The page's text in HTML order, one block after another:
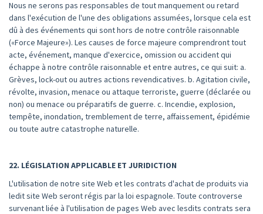
Nous ne serons pas responsables de tout manquement ou retard
dans l'exécution de l'une des obligations assumées, lorsque cela est
dû à des événements qui sont hors de notre contrôle raisonnable
(«Force Majeure»). Les causes de force majeure comprendront tout
acte, événement, manque d'exercice, omission ou accident qui
échappe à notre contrôle raisonnable et entre autres, ce qui suit: a.
Grèves, lock-out ou autres actions revendicatives. b. Agitation civile,
révolte, invasion, menace ou attaque terroriste, guerre (déclarée ou
non) ou menace ou préparatifs de guerre. c. Incendie, explosion,
tempête, inondation, tremblement de terre, affaissement, épidémie
ou toute autre catastrophe naturelle.
22. LÉGISLATION APPLICABLE ET JURIDICTION
L'utilisation de notre site Web et les contrats d'achat de produits via
ledit site Web seront régis par la loi espagnole. Toute controverse
survenant liée à l'utilisation de pages Web avec lesdits contrats sera